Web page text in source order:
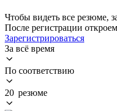
Чтобы видеть все резюме,
После регистрации
Зарегистрироваться
За всё время
По соответствию
20 резюме